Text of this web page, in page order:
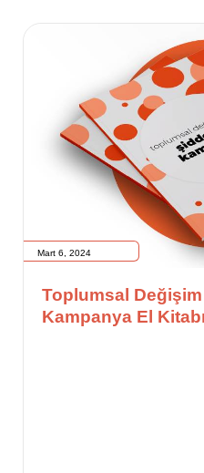
Mart 6, 2024
Toplumsal
Kampanya El Kitabı